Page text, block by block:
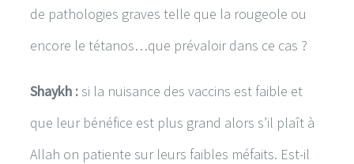
de pathologies graves telle que la rougeole ou
encore le tétanos…que prévaloir dans ce cas ?
Shaykh : si la nuisance des vaccins est faible et
que leur bénéfice est plus grand alors s’il plaît à
Allah on patiente sur leurs faibles méfaits. Est-il